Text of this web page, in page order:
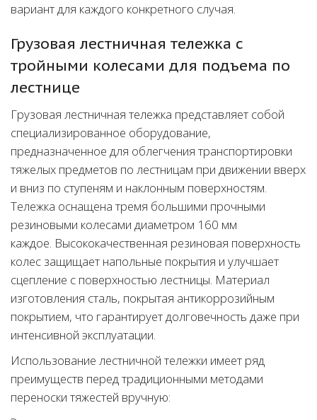
вариант для каждого конкретного случая.
Грузовая лестничная тележка с
тройными колесами для подъема по
лестнице
Грузовая лестничная тележка представляет собой
специализированное оборудование,
предназначенное для облегчения транспортировки
тяжелых предметов по лестницам при движении вверх
и вниз по ступеням и наклонным поверхностям.
Тележка оснащена тремя большими прочными
резиновыми колесами диаметром 160 мм
каждое. Высококачественная резиновая поверхность
колес защищает напольные покрытия и улучшает
сцепление с поверхностью лестницы. Материал
изготовления сталь, покрытая антикоррозийным
покрытием, что гарантирует долговечность даже при
интенсивной эксплуатации.
Использование лестничной тележки имеет ряд
преимуществ перед традиционными методами
переноски тяжестей вручную: